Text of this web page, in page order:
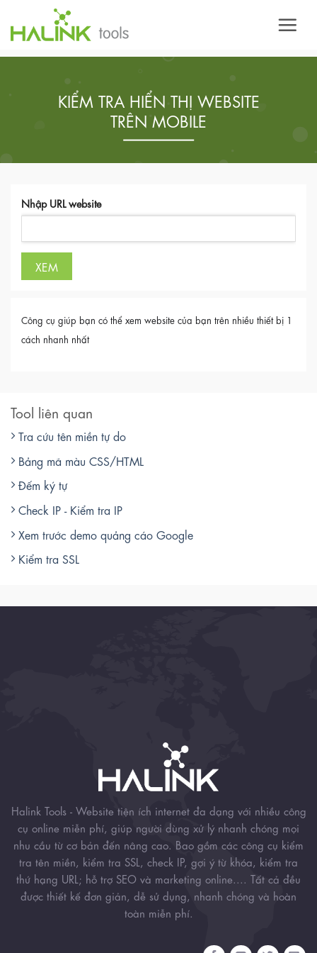
KIỂM TRA HIỂN THỊ WEBSITE
TRÊN MOBILE
Nhập URL website
XEM
Công cụ giúp bạn có thể xem website của bạn trên nhiều thiết bị 1
cách nhanh nhất
Tool liên quan
Tra cứu tên miền tự do
Bảng mã màu CSS/HTML
Đếm ký tự
Check IP - Kiểm tra IP
Xem trước demo quảng cáo Google
Kiểm tra SSL
Halink Tools - Website tiện ích internet đa dạng với nhiều công
cụ online miễn phí, giúp người dùng xử lý nhanh chóng mọi
nhu cầu từ cơ bản đến nâng cao. Bao gồm các công cụ kiểm
tra tên miền, kiểm tra SSL, check IP, gợi ý từ khóa, kiểm tra
thứ hạng URL; hỗ trợ SEO và marketing online.... Tất cả đều
được thiết kế đơn giản, dễ sử dụng, nhanh chóng và hoàn
toàn miễn phí.